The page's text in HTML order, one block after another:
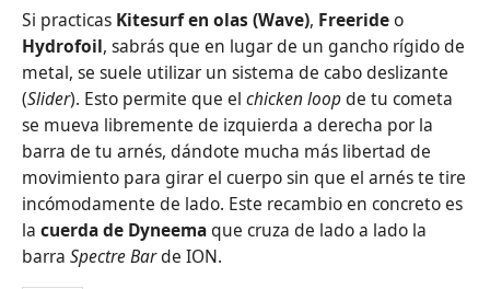
Si practicas Kitesurf en olas (Wave), Freerideo
Hydrofoil, sabrás que en lugar de un gancho rígido de
metal, se suele utilizar un sistema de cabo deslizante
(Slider). Esto permite que el chicken loopde tu cometa
se mueva libremente de izquierda a derecha por la
barra de tu arnés, dándote mucha más libertad de
movimiento para girar el cuerpo sin que el arnés te tire
incómodamente de lado. Este recambio en concreto es
la cuerda de Dyneemaque cruza de lado a lado la
barra Spectre Barde ION.